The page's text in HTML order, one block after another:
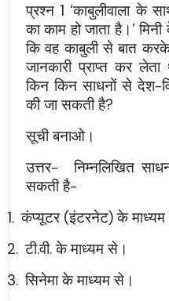
प्रश्न 1 ‘काबुलीवाला के
का काम हो जाता है।’
कि वह काबुली से बात
जानकारी प्राप्त कर
किन किन साधनों से देश-
की जा सकती है?
सूची बनाओ।
उत्तर- निम्नलिखित
सकती है-
1. कंप्यूटर (इंटरनेट) के
2. टी.वी. के माध्यम से।
3. सिनेमा के माध्यम से।